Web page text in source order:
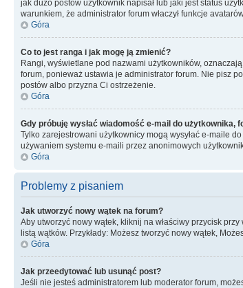
jak dużo postów użytkownik napisał lub jaki jest status
warunkiem, że administrator forum właczył funkcje
Góra
Co to jest ranga i jak mogę ją zmienić?
Rangi, wyświetlane pod nazwami użytkowników,
forum, ponieważ ustawia je administrator forum. Nie pisz
postów albo przyzna Ci ostrzeżenie.
Góra
Gdy próbuję wysłać wiadomość e-mail do użytkownika,
Tylko zarejestrowani użytkownicy mogą wysyłać e-maile
używaniem systemu e-maili przez anonimowych
Góra
Problemy z pisaniem
Jak utworzyć nowy wątek na forum?
Aby utworzyć nowy wątek, kliknij na właściwy przycisk
listą wątków. Przykłady: Możesz tworzyć nowy wątek,
Góra
Jak przeedytować lub usunąć post?
Jeśli nie jesteś administratorem lub moderator forum,